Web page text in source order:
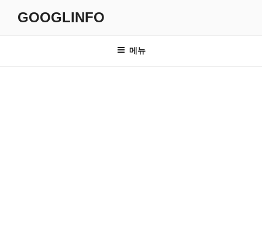
GOOGLINFO
메뉴